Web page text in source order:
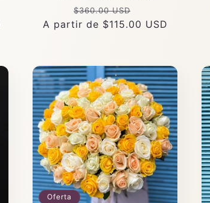
Precio
habitual
$360.00 USD
de
A partir de $115.00 USD
Oferta